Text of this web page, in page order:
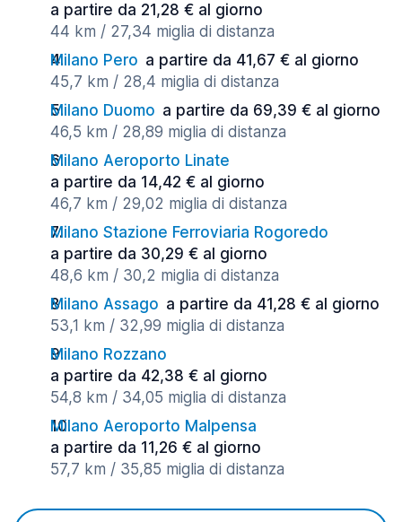
a partire da 21,28 € al giorno
44 km / 27,34 miglia di distanza
Milano Pero a partire da 41,67 € al giorno
45,7 km / 28,4 miglia di distanza
Milano Duomo a partire da 69,39 € al giorno
46,5 km / 28,89 miglia di distanza
Milano Aeroporto Linate
a partire da 14,42 € al giorno
46,7 km / 29,02 miglia di distanza
Milano Stazione Ferroviaria Rogoredo
a partire da 30,29 € al giorno
48,6 km / 30,2 miglia di distanza
Milano Assago a partire da 41,28 € al giorno
53,1 km / 32,99 miglia di distanza
Milano Rozzano
a partire da 42,38 € al giorno
54,8 km / 34,05 miglia di distanza
Milano Aeroporto Malpensa
a partire da 11,26 € al giorno
57,7 km / 35,85 miglia di distanza